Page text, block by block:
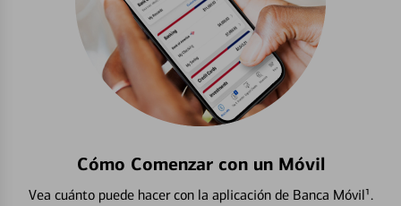
Cómo Comenzar con un Móvil
Vea cuánto puede hacer con la aplicación de Banca Móvil¹.